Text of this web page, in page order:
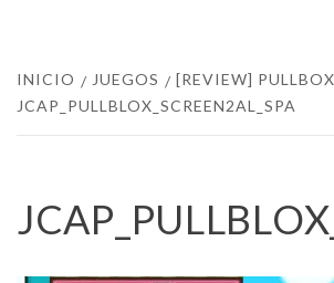
INICIO JUEGOS
[REVIEW] PULLBOX
JCAP_PULLBLOX_SCREEN2AL_SPA